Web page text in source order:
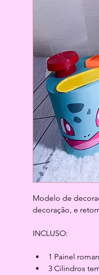
Modelo de
decoração, e
INCLUSO:
1 Painel
3 Cilindros